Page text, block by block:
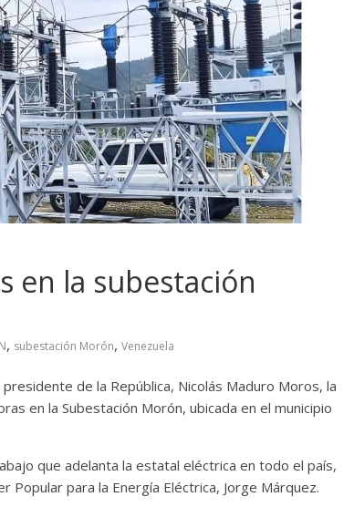
en la subestación
, subestación Morón, Venezuela
de la República, Nicolás Maduro Moros, la
en la Subestación Morón, ubicada en el municipio
que adelanta la estatal eléctrica en todo el país,
para la Energía Eléctrica, Jorge Márquez.